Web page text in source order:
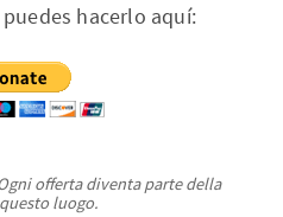
hacerlo aquí:
offerta diventa parte della
luogo.